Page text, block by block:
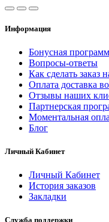
Информация
Бонусная
Вопросы-ответы
Как сделать заказ
Оплата доставка
Отзывы наших
Партнерская
Моментальная
Блог
Личный Кабинет
Личный Кабинет
История заказов
Закладки
Служба поддержки